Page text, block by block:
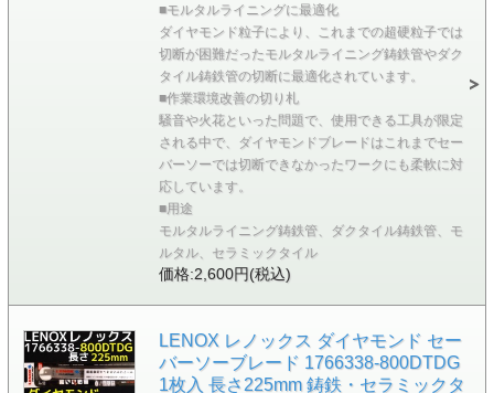
■モルタルライニングに最適化
ダイヤモンド粒子により、これまでの超硬粒子では
切断が困難だったモルタルライニング鋳鉄管やダク
タイル鋳鉄管の切断に最適化されています。
■作業環境改善の切り札
騒音や火花といった問題で、使用できる工具が限定
される中で、ダイヤモンドブレードはこれまでセー
バーソーでは切断できなかったワークにも柔軟に対
応しています。
■用途
モルタルライニング鋳鉄管、ダクタイル鋳鉄管、モ
ルタル、セラミックタイル
価格:2,600円(税込)
LENOX レノックス ダイヤモンド セー
バーソーブレード 1766338-800DTDG
1枚入 長さ225mm 鋳鉄・セラミックタ